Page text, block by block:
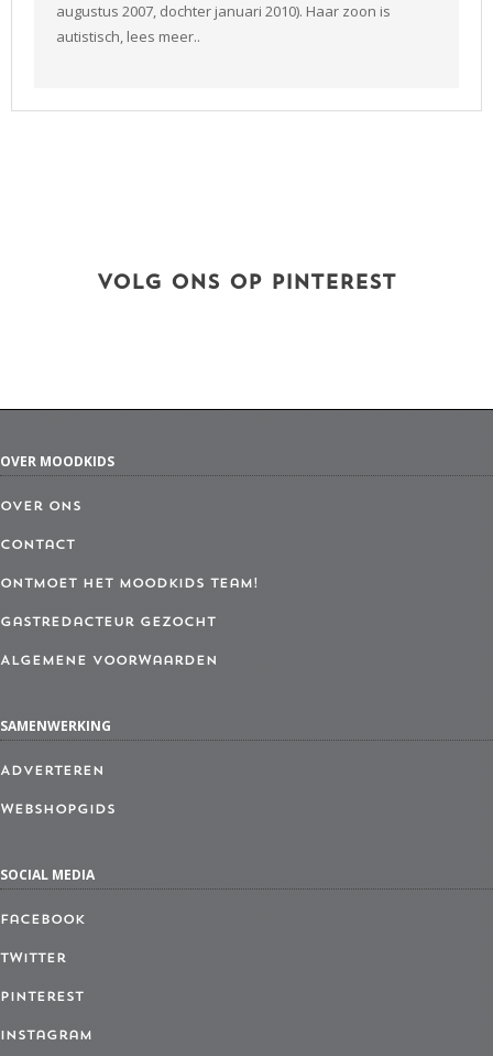
augustus 2007, dochter januari 2010). Haar zoon is
autistisch, lees meer..
VOLG ONS OP PINTEREST
OVER MOODKIDS
Over ons
Contact
Ontmoet het MoodKids Team!
Gastredacteur gezocht
Algemene Voorwaarden
SAMENWERKING
Adverteren
Webshopgids
SOCIAL MEDIA
Facebook
Twitter
Pinterest
Instagram